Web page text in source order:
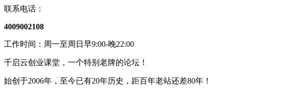
联系电话：
4009002108
工作时间：周一至周日早9:00-晚22:00
千启云创业课堂，一个特别老牌的论坛！
始创于2006年，至今已有20年历史，距百年老站还差80年！